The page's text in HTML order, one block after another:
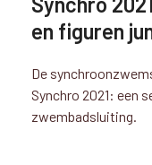
en figuren
De
Synchro 2021: een
zwembadsluiting.